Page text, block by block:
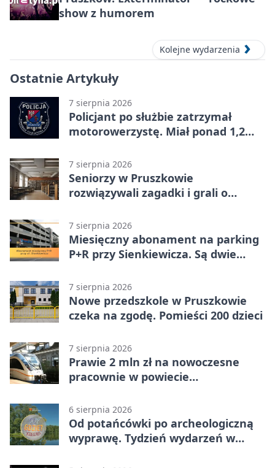
show z humorem
Kolejne wydarzenia
Ostatnie Artykuły
7 sierpnia 2026
Policjant po służbie zatrzymał
motorowerzystę. Miał ponad 1,2
7 sierpnia 2026
Seniorzy w Pruszkowie
rozwiązywali zagadki i grali o
7 sierpnia 2026
Miesięczny abonament na parking
P+R przy Sienkiewicza. Są dwie
7 sierpnia 2026
Nowe przedszkole w Pruszkowie
czeka na zgodę. Pomieści 200 dzieci
7 sierpnia 2026
Prawie 2 mln zł na nowoczesne
pracownie w powiecie
6 sierpnia 2026
Od potańcówki po archeologiczną
wyprawę. Tydzień wydarzeń w